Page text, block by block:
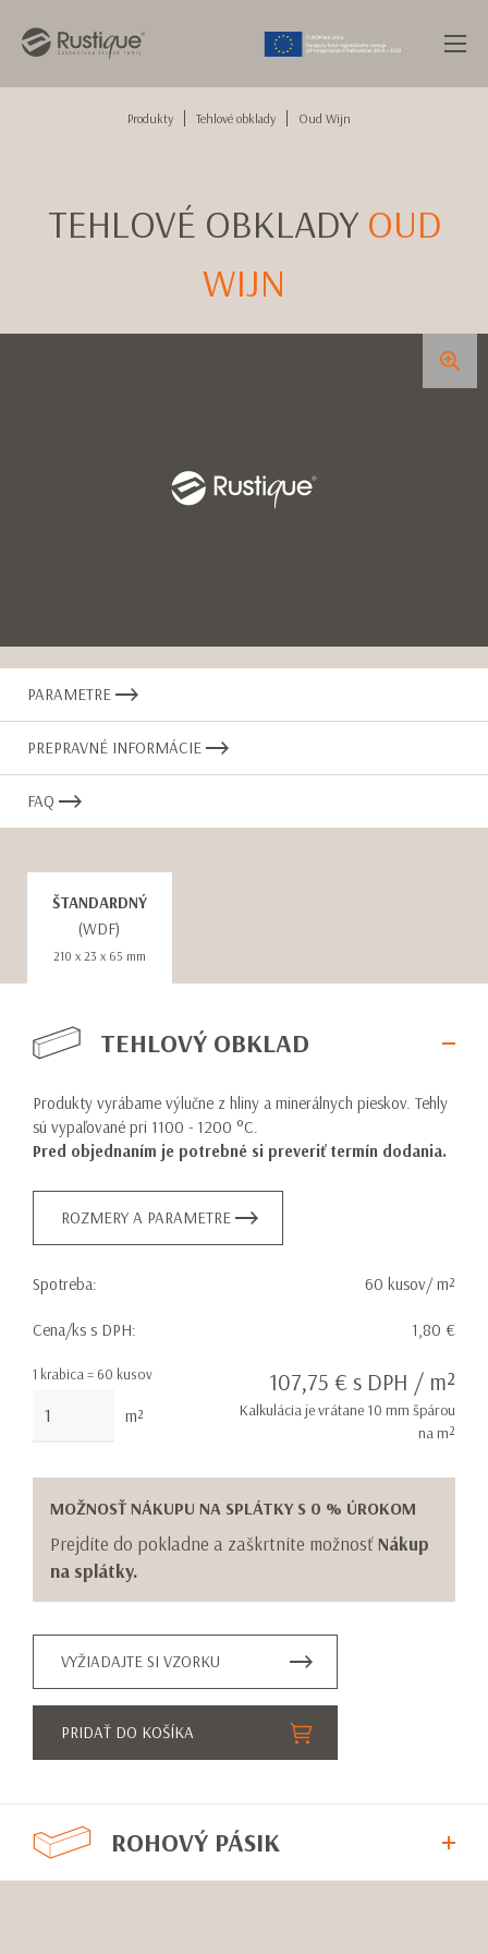
Produkty Tehlové obklady Oud Wijn
TEHLOVÉ OBKLADY OUD
WIJN
PARAMETRE
PREPRAVNÉ INFORMÁCIE
FAQ
ŠTANDARDNÝ
(WDF)
210 x 23 x 65 mm
TEHLOVÝ OBKLAD
Produkty vyrábame výlučne z hliny a minerálnych pieskov. Tehly
sú vypaľované pri 1100 - 1200 °C.
Pred objednaním je potrebné si preveriť termín dodania.
ROZMERY A PARAMETRE
Spotreba: 60 kusov/ m²
Cena/ks s DPH: 1,80 €
1 krabica = 60 kusov
m²
107,75 € s DPH / m²
Kalkulácia je vrátane 10 mm špárou
na m²
MOŽNOSŤ NÁKUPU NA SPLÁTKY S 0 % ÚROKOM
Prejdite do pokladne a zaškrtnite možnosťNákup
na splátky.
VYŽIADAJTE SI VZORKU
PRIDAŤ DO KOŠÍKA
ROHOVÝ PÁSIK